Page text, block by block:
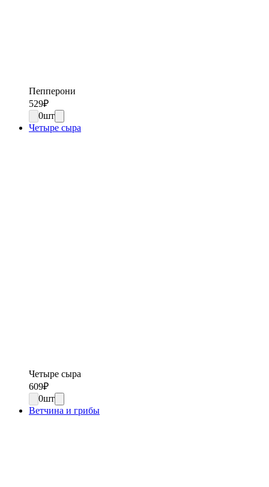
Пепперони
529₽
0шт
Четыре сыра
Четыре сыра
609₽
0шт
Ветчина и грибы